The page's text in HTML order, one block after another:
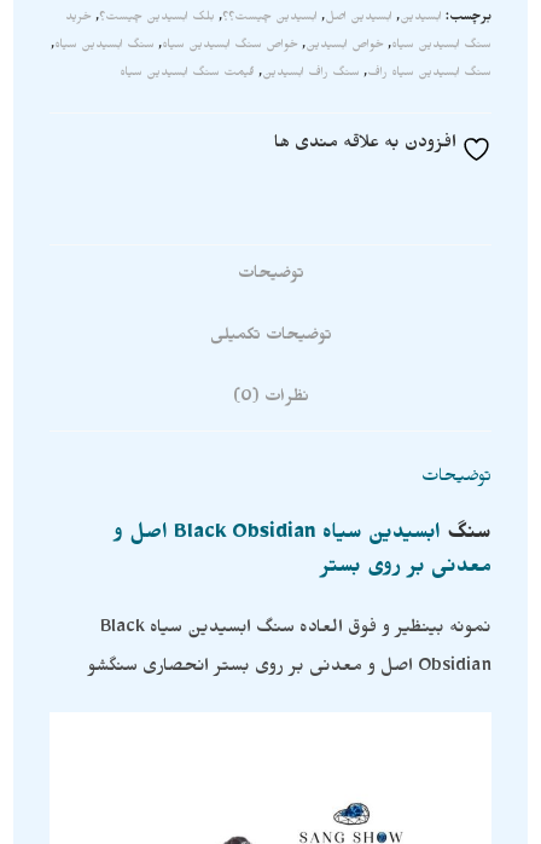
برچسب: ابسیدین, ابسیدین اصل, ابسیدین چیست؟؟, بلک ابسیدین چیست؟, خرید
سنگ ابسیدین سیاه, خواص ابسیدین, خواص سنگ ابسیدین سیاه, سنگ ابسیدین سیاه,
سنگ ابسیدین سیاه راف, سنگ راف ابسیدین, قیمت سنگ ابسیدین سیاه
افزودن به علاقه مندی ها
توضیحات
توضیحات تکمیلی
نظرات (0)
توضیحات
سنگ
ابسیدین سیاه Black Obsidian اصل و
معدنی بر روی بستر
نمونه بینظیر و فوق العاده سنگ ابسیدین سیاه Black
Obsidian اصل و معدنی بر روی بستر انحصاری سنگشو